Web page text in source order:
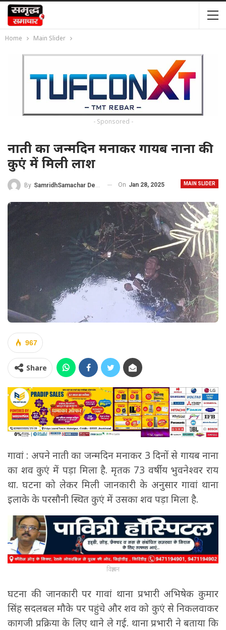
Home Main Slider
- Sponsored -
नाती का जन्मदिन मनाकर गायब नाना की
कुएं में मिली लाश
MAIN SLIDER
By SamridhSamachar Desk On Jan 28, 2025
967
Share
गावां : अपने नाती का जन्मदिन मनाकर 3 दिनों से गायब नाना
का शव कुएं में पड़ा मिला है. मृतक 73 वर्षीय भुवनेश्वर राय
था. घटना को लेकर मिली जानकारी के अनुसार गावां थाना
इलाके के परसौनी स्थित कुएं में उसका शव पड़ा मिला है.
विज्ञापन
घटना की जानकारी पर गावां थाना प्रभारी अभिषेक कुमार
सिंह सदलबल मौके पर पहुंचे और शव को कुएं से निकलवाकर
कागजी प्रक्रिया के लिए थाने ले गई. थाना प्रभारी ने बताया कि